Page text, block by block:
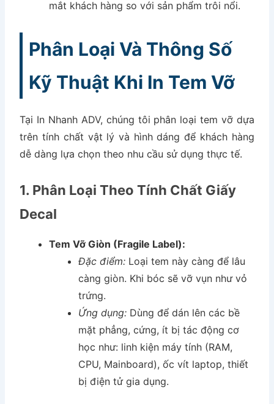
mắt khách hàng so với sản phẩm trôi nổi.
Phân Loại Và Thông Số
Kỹ Thuật Khi In Tem Vỡ
Tại In Nhanh ADV, chúng tôi phân loại tem vỡ dựa
trên tính chất vật lý và hình dáng để khách hàng
dễ dàng lựa chọn theo nhu cầu sử dụng thực tế.
1. Phân Loại Theo Tính Chất Giấy
Decal
Tem Vỡ Giòn (Fragile Label):
Đặc điểm: Loại tem này càng để lâu
càng giòn. Khi bóc sẽ vỡ vụn như vỏ
trứng.
Ứng dụng: Dùng để dán lên các bề
mặt phẳng, cứng, ít bị tác động cơ
học như: linh kiện máy tính (RAM,
CPU, Mainboard), ốc vít laptop, thiết
bị điện tử gia dụng.